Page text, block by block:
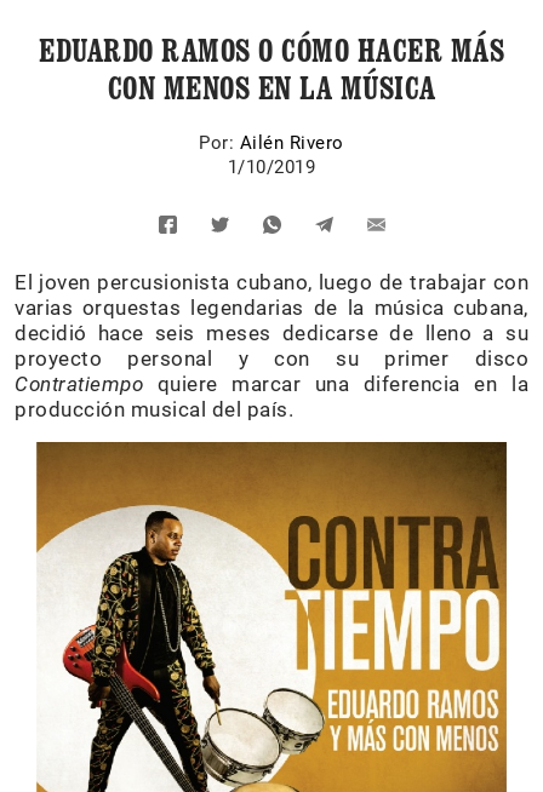
EDUARDO RAMOS O CÓMO HACER MÁS
CON MENOS EN LA MÚSICA
Por: Ailén Rivero
1/10/2019
El joven percusionista cubano, luego de trabajar con
varias orquestas legendarias de la música cubana,
decidió hace seis meses dedicarse de lleno a su
proyecto personal y con su primer disco
Contratiempo quiere marcar una diferencia en la
producción musical del país.